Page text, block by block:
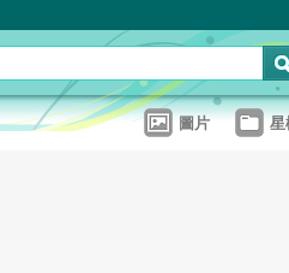
圖片 星